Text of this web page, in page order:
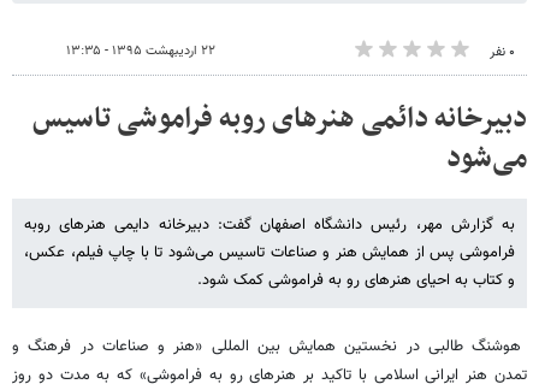
۰ نفر ۲۲ اردیبهشت ۱۳۹۵ - ۱۳:۳۵
دبیرخانه دائمی هنرهای روبه فراموشی تاسیس
می‌شود
به گزارش مهر، رئیس دانشگاه اصفهان گفت: دبیرخانه دایمی هنرهای روبه
فراموشی پس از همایش هنر و صناعات تاسیس می‌شود تا با چاپ فیلم، عکس،
و کتاب به احیای هنرهای رو به فراموشی کمک شود.
هوشنگ طالبی در نخستین همایش بین المللی «هنر و صناعات در فرهنگ و
تمدن هنر ایرانی اسلامی با تاكید بر هنرهای رو به فراموشی» که به مدت دو روز